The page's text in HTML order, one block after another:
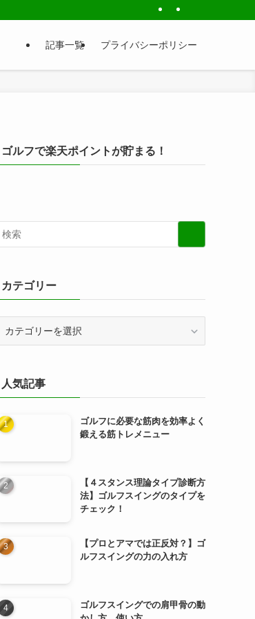
記事一覧 プライバシーポリシー
ゴルフで楽天ポイントが貯まる！
カテゴリー
ー人気記事
ゴルフに必要な筋肉を効率よく
鍛える筋トレメニュー
【４スタンス理論タイプ診断方
法】ゴルフスイングのタイプを
チェック！
【プロとアマでは正反対？】ゴ
ルフスイングの力の入れ方
ゴルフスイングでの肩甲骨の動